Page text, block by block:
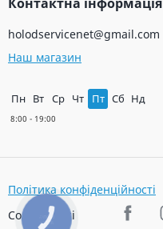
holodservicenet@gmail.com
Наш магазин
Пн Вт Ср Чт Пт Сб Нд
Політика конфіденційності
Соц. мережі
КНОПКА
ЗВ'ЯЗКУ